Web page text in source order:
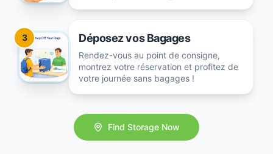
3 Déposez vos Bagages
Rendez-vous au point de consigne,
montrez votre réservation et profitez de
votre journée sans bagages !
Find Storage Now